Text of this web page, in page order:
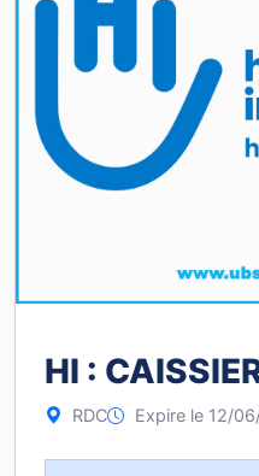
HI :
RDC Expire le 12/